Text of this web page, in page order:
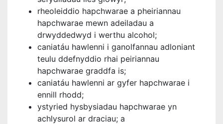
rheoleiddio hapchwarae a pheiriannau
hapchwarae mewn adeiladau a
drwyddedwyd i werthu alcohol;
caniatáu hawlenni i ganolfannau adloniant
teulu ddefnyddio rhai peiriannau
hapchwarae graddfa is;
caniatáu hawlenni ar gyfer hapchwarae i
ennill rhodd;
ystyried hysbysiadau hapchwarae yn
achlysurol ar draciau; a